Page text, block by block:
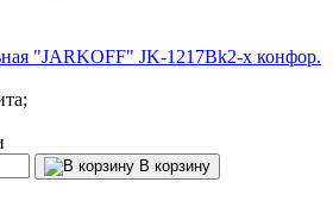
"JARKOFF" JK-1217Bk2-х конфор.
В корзину